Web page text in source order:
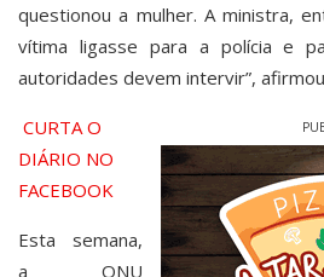
questionou a mulher. A ministra,
vítima ligasse para a polícia e
autoridades devem intervir”,
CURTA O
DIÁRIO NO
FACEBOOK
Esta semana,
a ONU